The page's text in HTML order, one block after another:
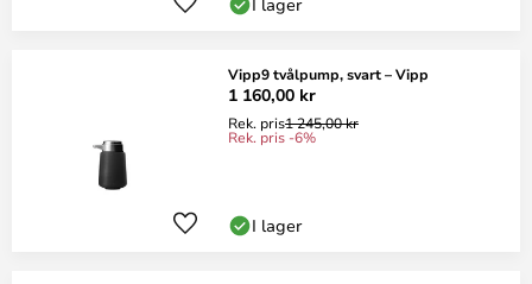
Vipp9 tvålpump, svart – Vipp
1 160,00 kr
Rek. pris1 245,00 kr
Rek. pris -6%
I lager